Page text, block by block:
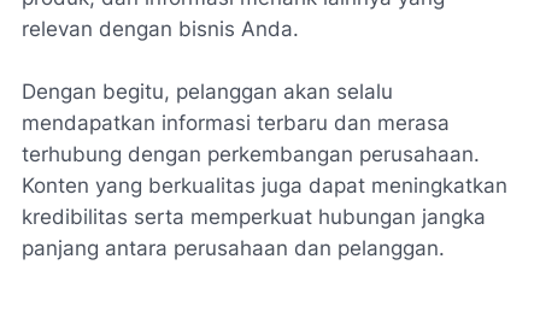
relevan dengan bisnis Anda.
Dengan begitu, pelanggan akan selalu
mendapatkan informasi terbaru dan merasa
terhubung dengan perkembangan perusahaan.
Konten yang berkualitas juga dapat meningkatkan
kredibilitas serta memperkuat hubungan jangka
panjang antara perusahaan dan pelanggan.